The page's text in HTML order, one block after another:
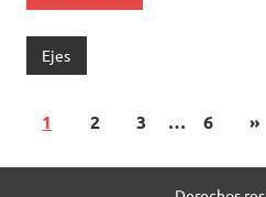
Ejes
1 2 3 … 6 »